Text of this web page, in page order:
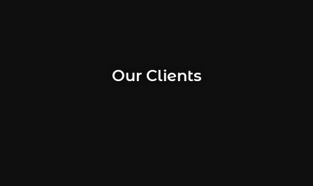
Our Clients